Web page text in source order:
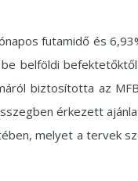
futamidő és
belföldi
biztosította az
érkezett
melyet a tervek